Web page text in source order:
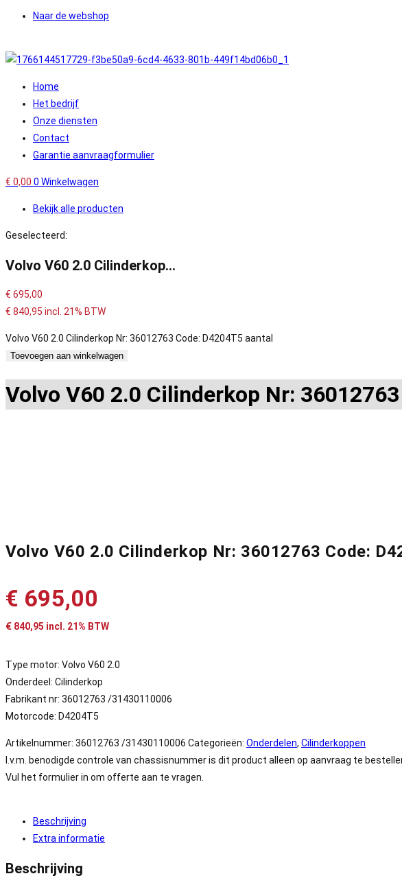
Naar de webshop
Home
Het bedrijf
Onze diensten
Contact
Garantie aanvraagformulier
€ 0,00 0 Winkelwagen
Bekijk alle producten
Geselecteerd:
Volvo V60 2.0 Cilinderkop…
€ 695,00
€ 840,95 incl. 21% BTW
Volvo V60 2.0 Cilinderkop Nr: 36012763 Code: D4204T5 aantal
Toevoegen aan winkelwagen
Volvo V60 2.0 Cilinderkop Nr:
Volvo V60 2.0 Cilinderkop Nr: 36012763 Code:
€ 695,00
€ 840,95 incl. 21% BTW
Type motor: Volvo V60 2.0
Onderdeel: Cilinderkop
Fabrikant nr: 36012763 /31430110006
Motorcode: D4204T5
Artikelnummer: 36012763 /31430110006 Categorieën: Onderdelen, Cilinderkoppen
I.v.m. benodigde controle van chassisnummer is dit product alleen op aanvraag te
Vul het formulier in om offerte aan te vragen.
Beschrijving
Extra informatie
Beschrijving